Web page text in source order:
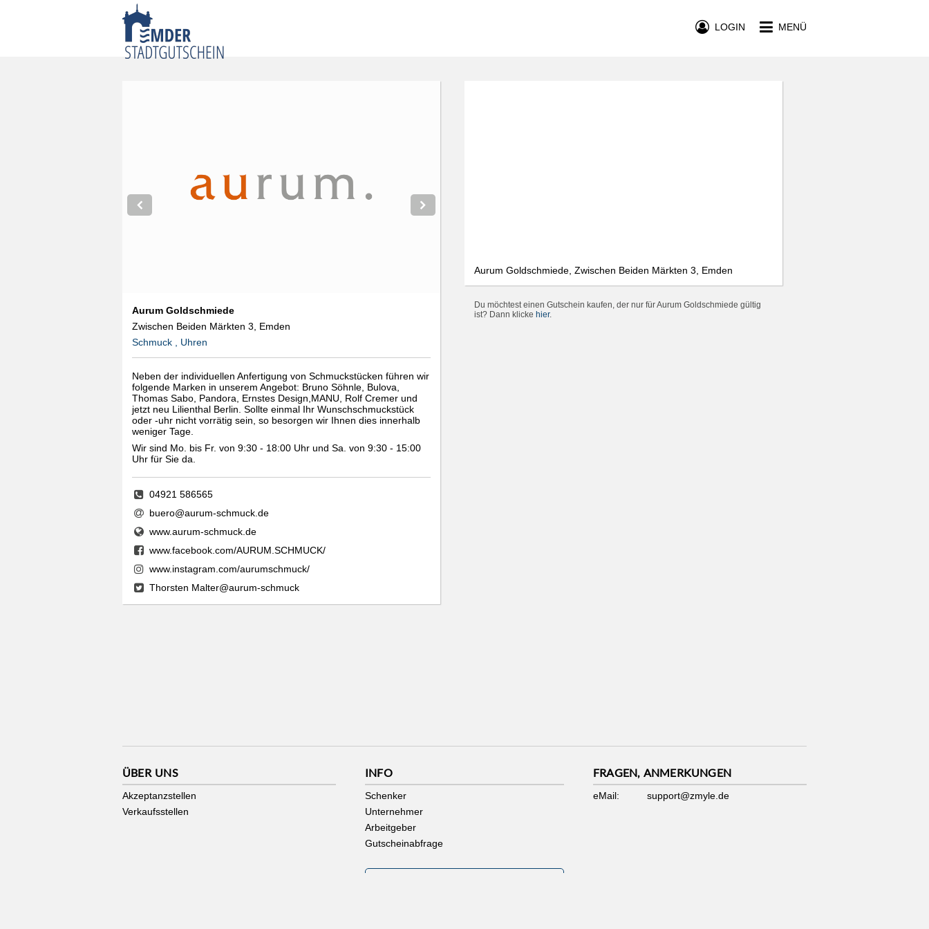
MENÜ
LOGIN
Aurum Goldschmiede
Zwischen Beiden Märkten 3, Emden
Schmuck , Uhren
Neben der individuellen Anfertigung von Schmuckstücken führen wir
folgende Marken in unserem Angebot: Bruno Söhnle, Bulova,
Thomas Sabo, Pandora, Ernstes Design,MANU, Rolf Cremer und
jetzt neu Lilienthal Berlin. Sollte einmal Ihr Wunschschmuckstück
oder -uhr nicht vorrätig sein, so besorgen wir Ihnen dies innerhalb
weniger Tage.
Wir sind Mo. bis Fr. von 9:30 - 18:00 Uhr und Sa. von 9:30 - 15:00
Uhr für Sie da.
04921 586565
buero@aurum-schmuck.de
www.aurum-schmuck.de
www.facebook.com/AURUM.SCHMUCK/
www.instagram.com/aurumschmuck/
Thorsten Malter@aurum-schmuck
Aurum Goldschmiede, Zwischen Beiden Märkten 3, Emden
Du möchtest einen Gutschein kaufen, der nur für Aurum Goldschmiede gültig
ist? Dann klicke hier.
ÜBER UNS
Akzeptanzstellen
Verkaufsstellen
INFO
Schenker
Unternehmer
Arbeitgeber
Gutscheinabfrage
FRAGEN, ANMERKUNGEN
eMail: support@zmyle.de